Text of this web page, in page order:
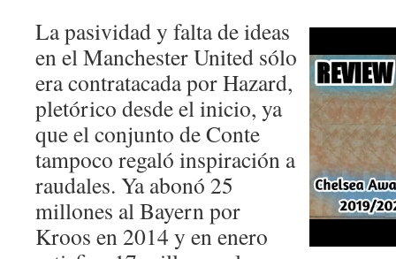
La pasividad y falta de ideas
en el Manchester United sólo
era contratacada por Hazard,
pletórico desde el inicio, ya
que el conjunto de Conte
tampoco regaló inspiración a
raudales. Ya abonó 25
millones al Bayern por
Kroos en 2014 y en enero